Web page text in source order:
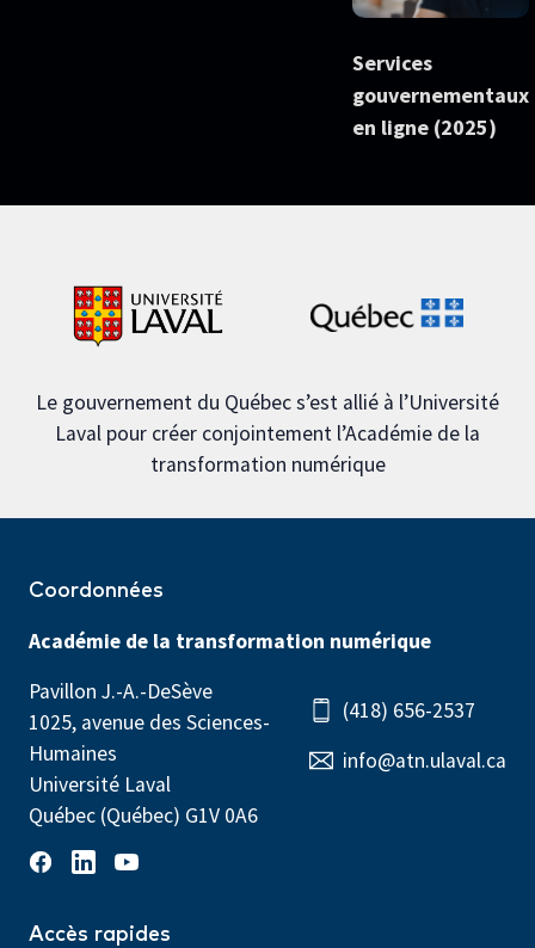
Services
gouvernementaux
en ligne (2025)
Le gouvernement du Québec s’est allié à l’Université
Laval pour créer conjointement l’Académie de la
transformation numérique
Coordonnées
Académie de la transformation numérique
Pavillon J.-A.-DeSève
1025, avenue des Sciences-
Humaines
Université Laval
Québec (Québec) G1V 0A6
(418) 656-2537
info@atn.ulaval.ca
Accès rapides